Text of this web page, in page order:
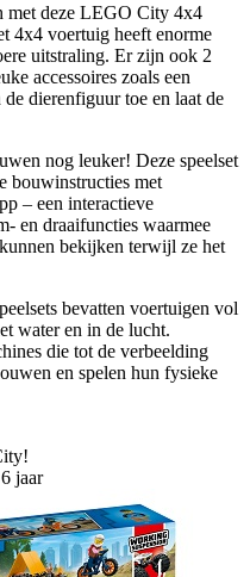
met deze LEGO City 4x4
4x4 voertuig heeft enorme
uitstraling. Er zijn ook 2
accessoires zoals een
dierenfiguur toe en laat de
nog leuker! Deze speelset
bouwinstructies met
– een interactieve
en draaifuncties waarmee
bekijken terwijl ze het
bevatten voertuigen vol
water en in de lucht.
die tot de verbeelding
en spelen hun fysieke
jaar